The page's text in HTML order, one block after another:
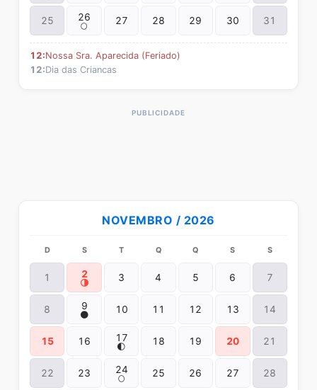
25 26
🌕 27 28 29 30 31
12:Nossa Sra. Aparecida (Feriado)
12:Dia das Criancas
NOVEMBRO / 2026
D S T Q Q S S
1 2
🌗 3 4 5 6 7
8 9
🌑 10 11 12 13 14
15 16 17
🌓 18 19 20 21
22 23 24
🌕 25 26 27 28